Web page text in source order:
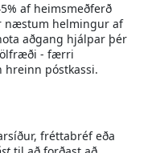
af heimsmeðferð
næstum helmingur af
aðgang hjálpar þér
- færri
póstkassi.
fréttabréf eða